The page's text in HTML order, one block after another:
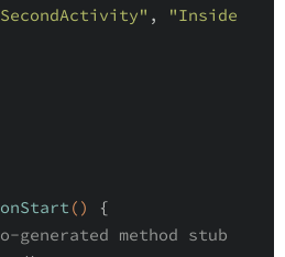
,
"Inside
onStart ()
{
generated method stub